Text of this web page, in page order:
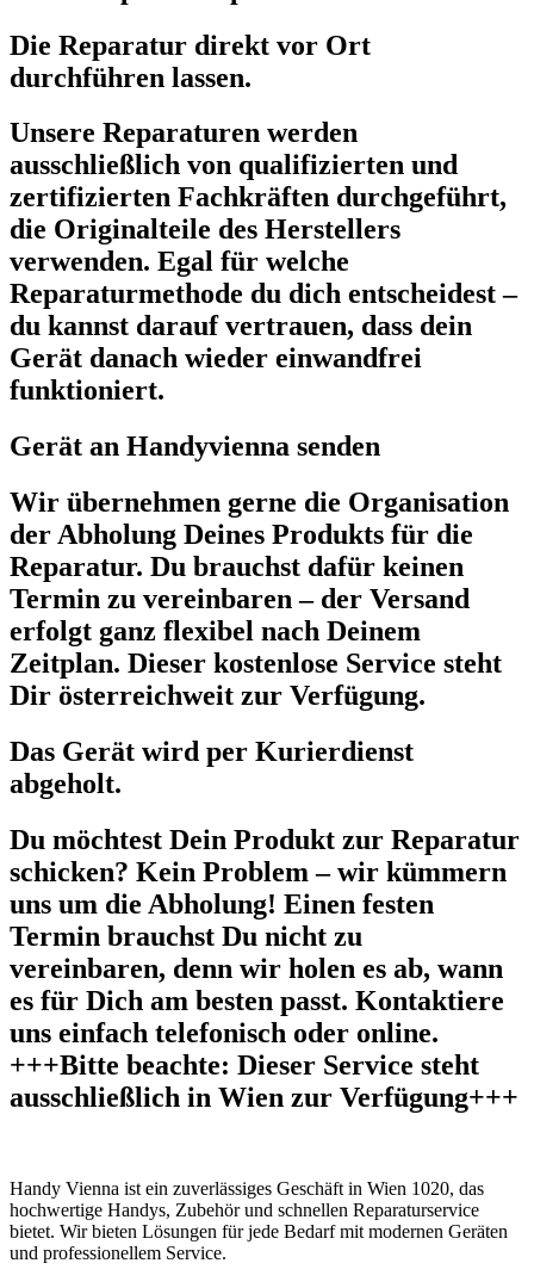
Die Reparatur direkt vor Ort
durchführen lassen.
Unsere Reparaturen werden
ausschließlich von qualifizierten und
zertifizierten Fachkräften durchgeführt,
die Originalteile des Herstellers
verwenden. Egal für welche
Reparaturmethode du dich entscheidest –
du kannst darauf vertrauen, dass dein
Gerät danach wieder einwandfrei
funktioniert.
Gerät an Handyvienna senden
Wir übernehmen gerne die Organisation
der Abholung Deines Produkts für die
Reparatur. Du brauchst dafür keinen
Termin zu vereinbaren – der Versand
erfolgt ganz flexibel nach Deinem
Zeitplan. Dieser kostenlose Service steht
Dir österreichweit zur Verfügung.
Das Gerät wird per Kurierdienst
abgeholt.
Du möchtest Dein Produkt zur Reparatur
schicken? Kein Problem – wir kümmern
uns um die Abholung! Einen festen
Termin brauchst Du nicht zu
vereinbaren, denn wir holen es ab, wann
es für Dich am besten passt. Kontaktiere
uns einfach telefonisch oder online.
+++Bitte beachte: Dieser Service steht
ausschließlich in Wien zur Verfügung+++
Handy Vienna ist ein zuverlässiges Geschäft in Wien 1020, das
hochwertige Handys, Zubehör und schnellen Reparaturservice
bietet. Wir bieten Lösungen für jede Bedarf mit modernen Geräten
und professionellem Service.